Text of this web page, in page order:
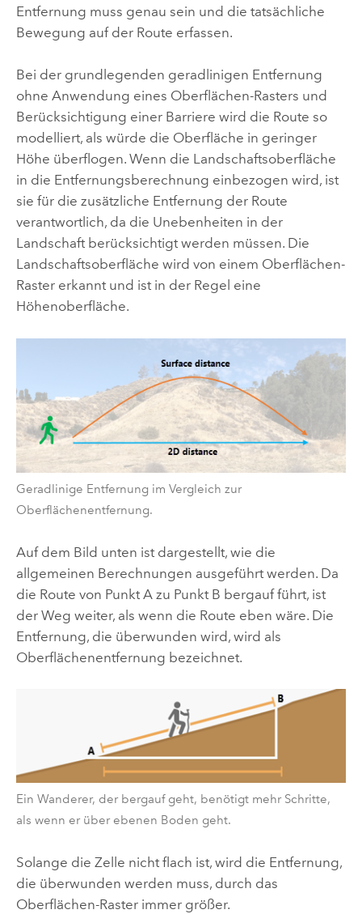
Entfernung muss genau sein und die tatsächliche
Bewegung auf der Route erfassen.
Bei der grundlegenden geradlinigen Entfernung
ohne Anwendung eines Oberflächen-Rasters und
Berücksichtigung einer Barriere wird die Route so
modelliert, als würde die Oberfläche in geringer
Höhe überflogen. Wenn die Landschaftsoberfläche
in die Entfernungsberechnung einbezogen wird, ist
sie für die zusätzliche Entfernung der Route
verantwortlich, da die Unebenheiten in der
Landschaft berücksichtigt werden müssen. Die
Landschaftsoberfläche wird von einem Oberflächen-
Raster erkannt und ist in der Regel eine
Höhenoberfläche.
Geradlinige Entfernung im Vergleich zur
Oberflächenentfernung.
Auf dem Bild unten ist dargestellt, wie die
allgemeinen Berechnungen ausgeführt werden. Da
die Route von Punkt A zu Punkt B bergauf führt, ist
der Weg weiter, als wenn die Route eben wäre. Die
Entfernung, die überwunden wird, wird als
Oberflächenentfernung bezeichnet.
Ein Wanderer, der bergauf geht, benötigt mehr Schritte,
als wenn er über ebenen Boden geht.
Solange die Zelle nicht flach ist, wird die Entfernung,
die überwunden werden muss, durch das
Oberflächen-Raster immer größer.